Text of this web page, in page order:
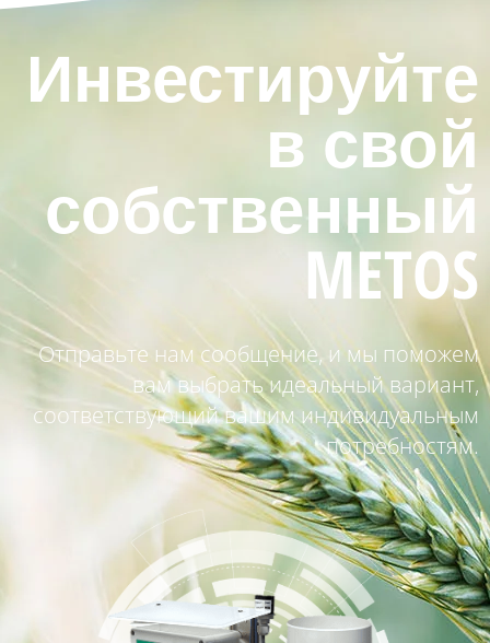
Инвестируйте
в свой
собственный
METOS
Отправьте нам сообщение, и мы поможем
вам выбрать идеальный вариант,
соответствующий вашим индивидуальным
потребностям.